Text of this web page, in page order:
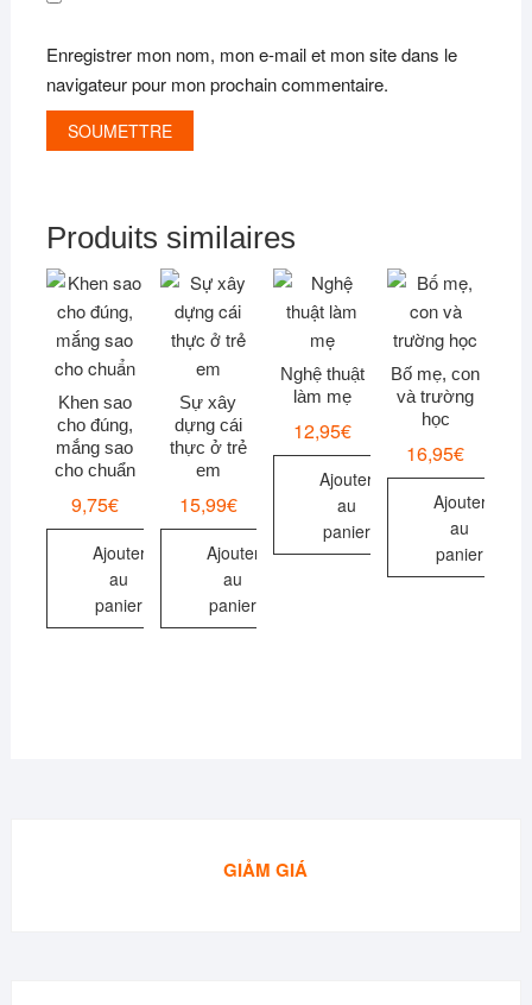
Enregistrer mon nom, mon e-mail et mon site dans le
navigateur pour mon prochain commentaire.
Produits similaires
Khen sao
cho đúng,
mắng sao
cho chuẩn
9,75€
Ajouter
au
panier
Sự xây
dựng cái
thực ở trẻ
em
15,99€
Ajouter
au
panier
Nghệ thuật
làm mẹ
12,95€
Ajouter
au
panier
Bố mẹ, con
và trường
học
16,95€
Ajouter
au
panier
GIẢM GIÁ